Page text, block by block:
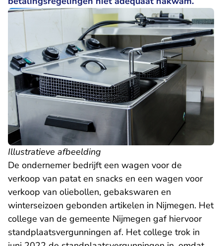
Illustratieve afbeelding
De ondernemer bedrijft een wagen voor de
verkoop van patat en snacks en een wagen voor
verkoop van oliebollen, gebakswaren en
winterseizoen gebonden artikelen in Nijmegen. Het
college van de gemeente Nijmegen gaf hiervoor
standplaatsvergunningen af. Het college trok in